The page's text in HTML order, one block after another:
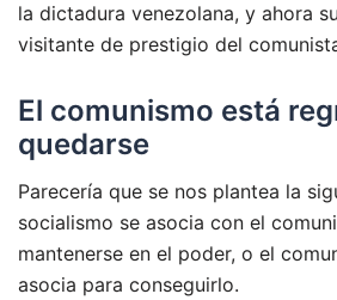
la dictadura venezolana, y ahora
visitante de prestigio del
El comunismo está
quedarse
Parecería que se nos plantea la
socialismo se asocia con el
mantenerse en el poder, o el
asocia para conseguirlo.